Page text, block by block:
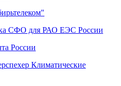
СФО для РАО ЕЭС России
России
Климатические